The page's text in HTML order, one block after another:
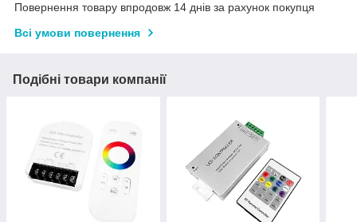
Повернення товару впродовж 14 днів за рахунок покупця
Всі умови повернення
Подібні товари компанії